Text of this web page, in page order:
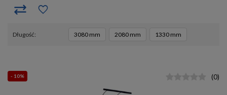
długość 3080 mm 2080 mm 1330 mm
- 10% (0)